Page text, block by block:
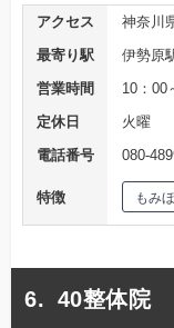
アクセス
神奈川
最寄り駅
伊勢原
営業時間
10：00
定休日
火曜
電話番号
080-
特徴 もみ
40整体院